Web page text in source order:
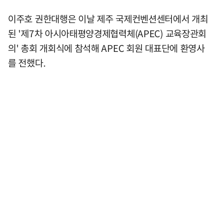
이주호 권한대행은 이날 제주 국제컨벤션센터에서 개최
된 '제7차 아시아태평양경제협력체(APEC) 교육장관회
의' 총회 개회식에 참석해 APEC 회원 대표단에 환영사
를 전했다.